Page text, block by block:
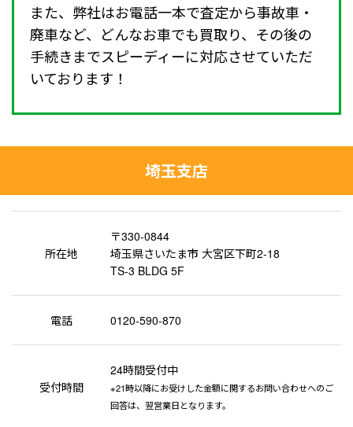
また、弊社はお電話一本で査定から事故車・
廃車など、どんなお車でも買取り、その後の
手続きまでスピーディーに対応させていただ
いております！
埼玉支店
所在地
〒330-0844
埼玉県さいたま市 大宮区下町2-18
TS-3 BLDG 5F
電話 0120-590-870
受付時間
24時間受付中
※21時以降にお受けした金額に関するお問い合わせへのご
回答は、翌営業日となります。